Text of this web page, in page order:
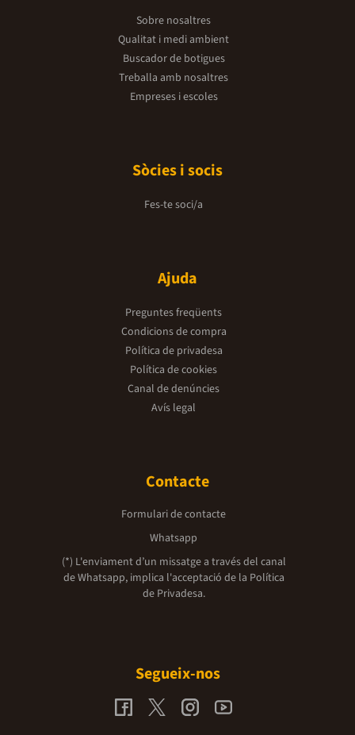
Sobre nosaltres
Qualitat i medi ambient
Buscador de botigues
Treballa amb nosaltres
Empreses i escoles
Sòcies i socis
Fes-te soci/a
Ajuda
Preguntes freqüents
Condicions de compra
Política de privadesa
Política de cookies
Canal de denúncies
Avís legal
Contacte
Formulari de contacte
Whatsapp
(*) L'enviament d’un missatge a través del canal
de Whatsapp, implica l'acceptació de la Política
de Privadesa.
Segueix-nos